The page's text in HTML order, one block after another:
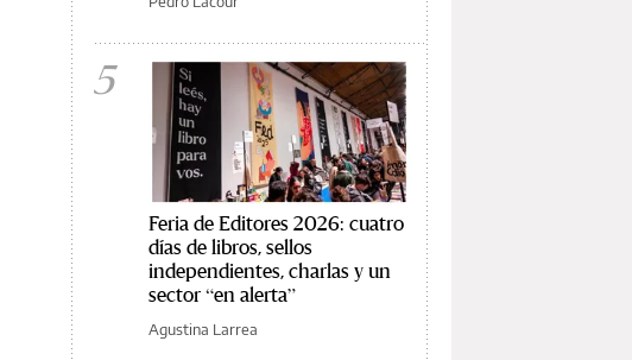
5
Feria de Editores 2026: cuatro
días de libros, sellos
independientes, charlas y un
sector “en alerta”
Agustina Larrea